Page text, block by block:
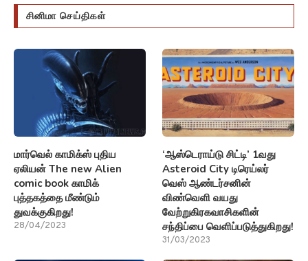
சினிமா செய்திகள்
மார்வெல் காமிக்ஸ் புதிய
ஏலியன் The new Alien
comic book காமிக்
புத்தகத்தை மீண்டும்
துவக்குகிறது!
28/04/2023
‘ஆஸ்டெராய்டு சிட்டி’ 1வது
Asteroid City டிரெய்லர்
வெஸ் ஆண்டர்சனின்
விண்வெளி வயது
வேற்றுகிரகவாசிகளின்
சந்திப்பை வெளிப்படுத்துகிறது!
31/03/2023